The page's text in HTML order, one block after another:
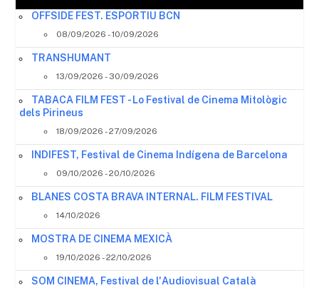
OFFSIDE FEST. ESPORTIU BCN
08/09/2026 - 10/09/2026
TRANSHUMANT
13/09/2026 - 30/09/2026
TABACA FILM FEST - Lo Festival de Cinema Mitològic
dels Pirineus
18/09/2026 - 27/09/2026
INDIFEST, Festival de Cinema Indígena de Barcelona
09/10/2026 - 20/10/2026
BLANES COSTA BRAVA INTERNAL. FILM FESTIVAL
14/10/2026
MOSTRA DE CINEMA MEXICÀ
19/10/2026 - 22/10/2026
SOM CINEMA, Festival de l'Audiovisual Català